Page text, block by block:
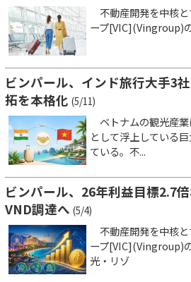
不動産開発を中核
ープ[VIC](Vingroup)
ビンパール、インド旅行大手3
拓を本格化 (5/11)
ベトナムの観光産
として浮上している
ている。不...
ビンパール、26年利益目標2.7
VND調達へ (5/4)
不動産開発を中核
ープ[VIC](Vingroup)
光・リゾ